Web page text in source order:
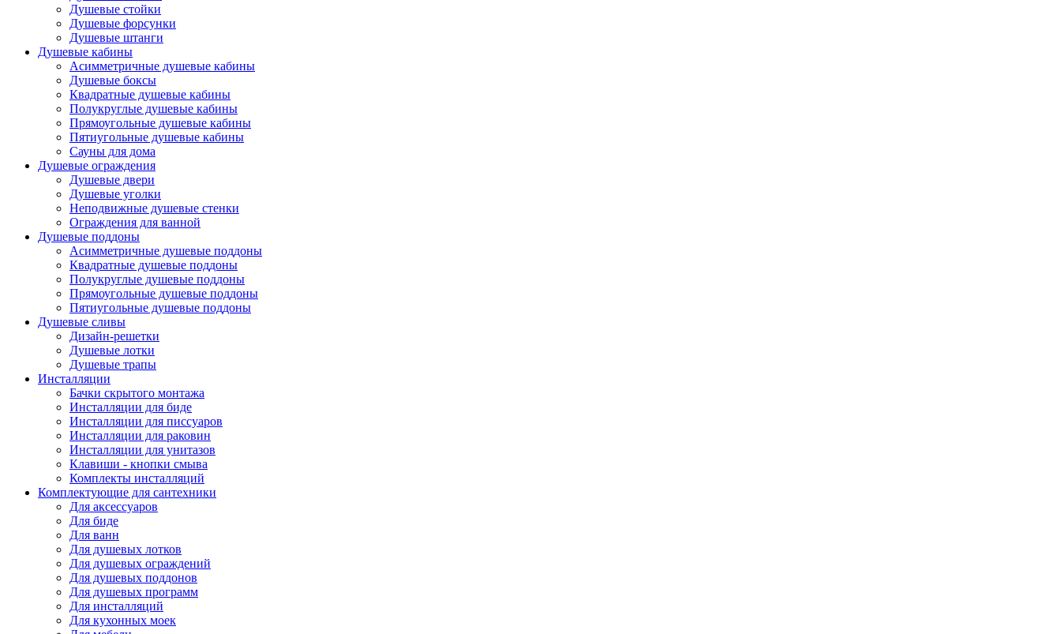
Душевые стойки
Душевые форсунки
Душевые штанги
Душевые кабины
Асимметричные душевые кабины
Душевые боксы
Квадратные душевые кабины
Полукруглые душевые кабины
Прямоугольные душевые кабины
Пятиугольные душевые кабины
Сауны для дома
Душевые ограждения
Душевые двери
Душевые уголки
Неподвижные душевые стенки
Ограждения для ванной
Душевые поддоны
Асимметричные душевые поддоны
Квадратные душевые поддоны
Полукруглые душевые поддоны
Прямоугольные душевые поддоны
Пятиугольные душевые поддоны
Душевые сливы
Дизайн-решетки
Душевые лотки
Душевые трапы
Инсталляции
Бачки скрытого монтажа
Инсталляции для биде
Инсталляции для писсуаров
Инсталляции для раковин
Инсталляции для унитазов
Клавиши - кнопки смыва
Комплекты инсталляций
Комплектующие для сантехники
Для аксессуаров
Для биде
Для ванн
Для душевых лотков
Для душевых ограждений
Для душевых поддонов
Для душевых программ
Для инсталляций
Для кухонных моек